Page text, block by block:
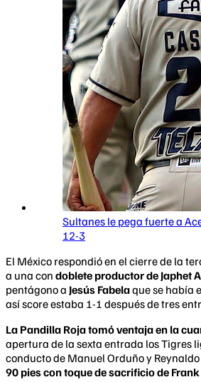
Sultanes le pega fuerte a
12-3
El México respondió en el cierre de la
a una con doblete productor de Japhet
pentágono a Jesús Fabelaque se había
así score estaba 1-1 después de tres
La Pandilla Roja tomó ventaja en la
apertura de la sexta entrada los Tigres
conducto de Manuel Orduño y
90 pies con toque de sacrificio de Frank